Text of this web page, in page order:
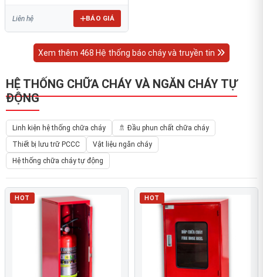
Liên hệ BÁO GIÁ
Xem thêm 468 Hệ thống báo cháy và truyền tin
HỆ THỐNG CHỮA CHÁY VÀ NGĂN CHÁY TỰ
ĐỘNG
Linh kiện hệ thống chữa cháy
🚿 Đầu phun chất chữa cháy
Thiết bị lưu trữ PCCC
Vật liệu ngăn cháy
Hệ thống chữa cháy tự động
HOT HOT